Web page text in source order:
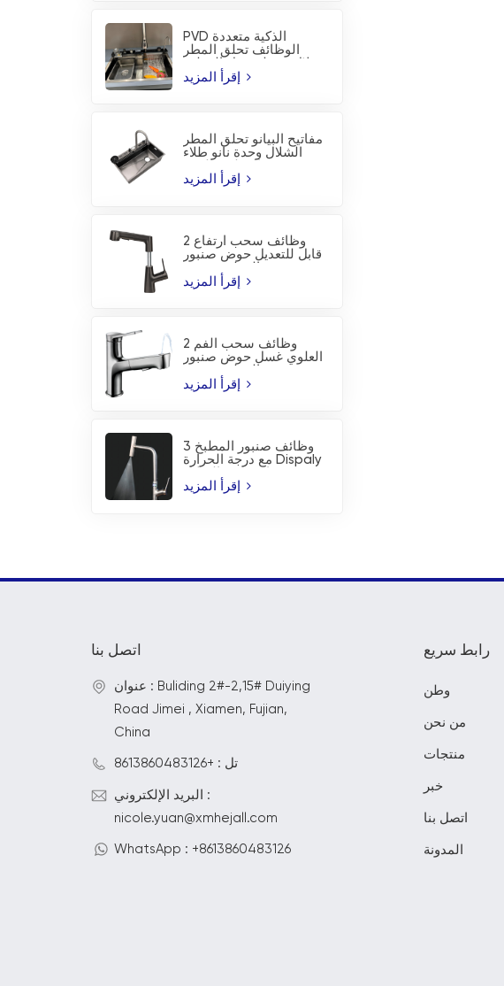
PVD الذكية متعددة
الوظائف تحلق المطر
بالوعة
مفاتيح البيانو تحلق المطر
الشلال وحدة نانو طلاء
2 وظائف سحب ارتفاع
قابل للتعديل حوض صنبور
2 وظائف سحب الفم
العلوي غسل حوض صنبور
3 وظائف صنبور المطبخ
مع درجة الحرارة Dispaly
اتصل بنا
عنوان : Buliding 2#-2,15# Duiying
Road Jimei , Xiamen, Fujian,
China
تل : +8613860483126
البريد الإلكتروني :
nicole.yuan@xmhejall.com
WhatsApp : +8613860483126
رابط سريع
وطن
من نحن
منتجات
خبر
اتصل بنا
المدونة